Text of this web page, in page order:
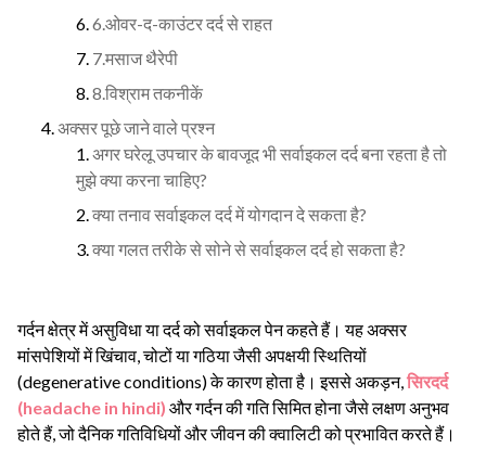
6.ओवर-द-काउंटर दर्द से राहत
7.मसाज थैरेपी
8.विश्राम तकनीकें
अक्सर पूछे जाने वाले प्रश्न
अगर घरेलू उपचार के बावजूद भी सर्वाइकल दर्द बना रहता है तो
मुझे क्या करना चाहिए?
क्या तनाव सर्वाइकल दर्द में योगदान दे सकता है?
क्या गलत तरीके से सोने से सर्वाइकल दर्द हो सकता है?
गर्दन क्षेत्र में असुविधा या दर्द को सर्वाइकल पेन कहते हैं। यह अक्सर
मांसपेशियों में खिंचाव, चोटों या गठिया जैसी अपक्षयी स्थितियों
(degenerative conditions) के कारण होता है। इससे अकड़न, सिरदर्द
(headache in hindi) और गर्दन की गति सिमित होना जैसे लक्षण अनुभव
होते हैं, जो दैनिक गतिविधियों और जीवन की क्वालिटी को प्रभावित करते हैं।